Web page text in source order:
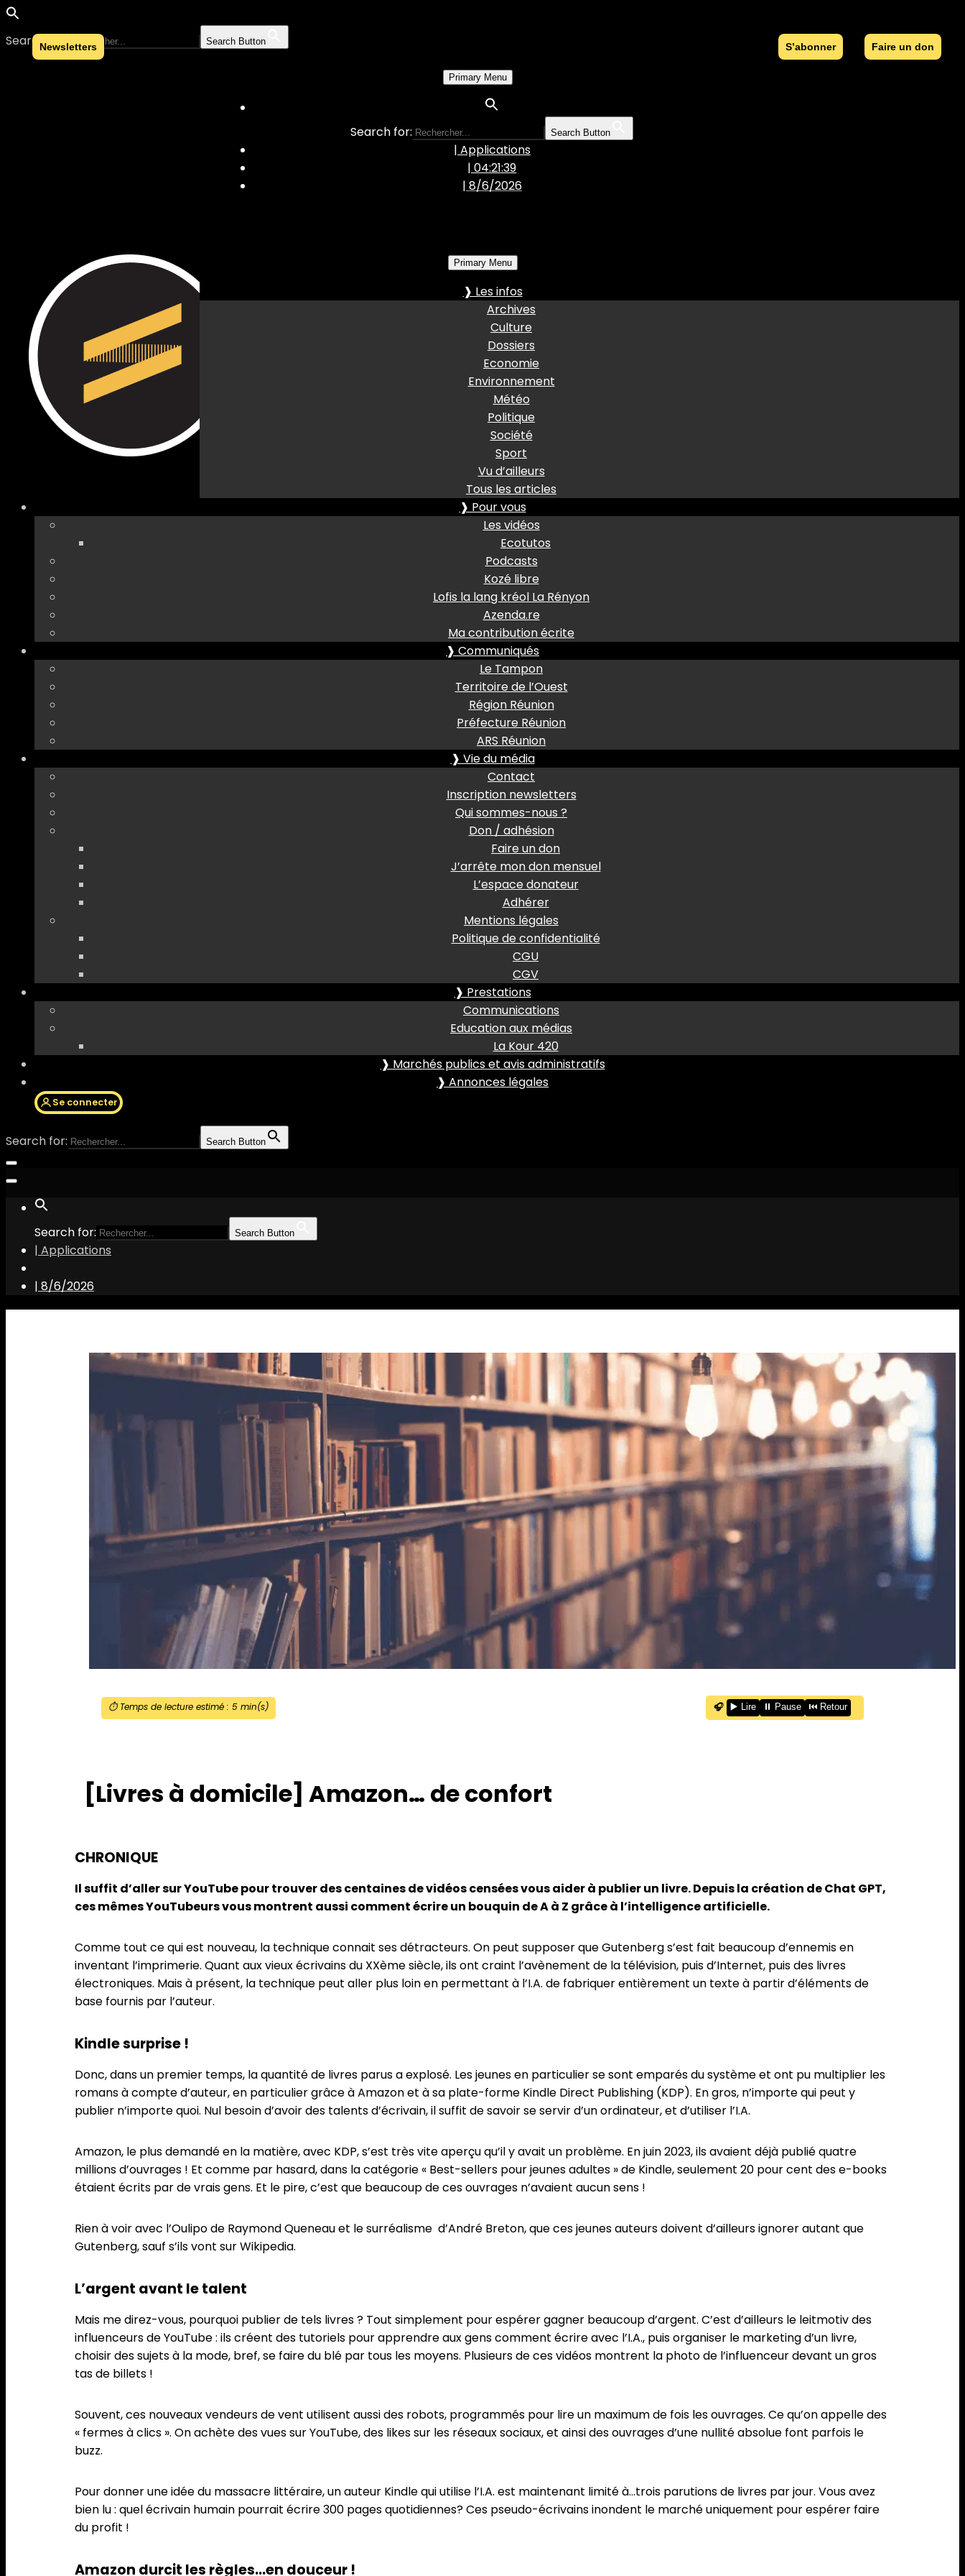
Search for: Search Button
Skip to content
Primary Menu
Search for: Search Button
| Applications
| 04:21:40
| 8/6/2026
Primary Menu
❱ Les infos
Archives
Culture
Dossiers
Economie
Environnement
Météo
Politique
Société
Sport
Vu d’ailleurs
Tous les articles
❱ Pour vous
Les vidéos
Ecotutos
Podcasts
Kozé libre
Lofis la lang kréol La Rényon
Azenda.re
Ma contribution écrite
❱ Communiqués
Le Tampon
Territoire de l’Ouest
Région Réunion
Préfecture Réunion
ARS Réunion
❱ Vie du média
Contact
Inscription newsletters
Qui sommes-nous ?
Don / adhésion
Faire un don
J’arrête mon don mensuel
L’espace donateur
Adhérer
Mentions légales
Politique de confidentialité
CGU
CGV
❱ Prestations
Communications
Education aux médias
La Kour 420
❱ Marchés publics et avis administratifs
❱ Annonces légales
Se connecter
Search for: Search Button
Search for: Search Button
| Applications
| 8/6/2026
⏱️ Temps de lecture estimé : 5min(s) 🎧 ▶️ Lire ⏸️ Pause ⏮️ Retour
[Livres à domicile] Amazon… de confort
CHRONIQUE
Il suffit d’aller sur YouTube pour trouver des centaines de vidéos censées vous aider à publier un livre. Depuis la création de Chat GPT,
ces mêmes YouTubeurs vous montrent aussi comment écrire un bouquin de A à Z grâce à l’intelligence artificielle.
Comme tout ce qui est nouveau, la technique connait ses détracteurs. On peut supposer que Gutenberg s’est fait beaucoup d’ennemis en
inventant l’imprimerie. Quant aux vieux écrivains du XXème siècle, ils ont craint l’avènement de la télévision, puis d’Internet, puis des livres
électroniques. Mais à présent, la technique peut aller plus loin en permettant à l’I.A. de fabriquer entièrement un texte à partir d’éléments de
base fournis par l’auteur.
Kindle surprise !
Donc, dans un premier temps, la quantité de livres parus a explosé. Les jeunes en particulier se sont emparés du système et ont pu multiplier les
romans à compte d’auteur, en particulier grâce à Amazon et à sa plate-forme Kindle Direct Publishing (KDP). En gros, n’importe qui peut y
publier n’importe quoi. Nul besoin d’avoir des talents d’écrivain, il suffit de savoir se servir d’un ordinateur, et d’utiliser l’I.A.
Amazon, le plus demandé en la matière, avec KDP, s’est très vite aperçu qu’il y avait un problème. En juin 2023, ils avaient déjà publié quatre
millions d’ouvrages ! Et comme par hasard, dans la catégorie « Best-sellers pour jeunes adultes » de Kindle, seulement 20 pour cent des e-books
étaient écrits par de vrais gens. Et le pire, c’est que beaucoup de ces ouvrages n’avaient aucun sens !
Rien à voir avec l’Oulipo de Raymond Queneau et le surréalisme d’André Breton, que ces jeunes auteurs doivent d’ailleurs ignorer autant que
Gutenberg, sauf s’ils vont sur Wikipedia.
L’argent avant le talent
Mais me direz-vous, pourquoi publier de tels livres ? Tout simplement pour espérer gagner beaucoup d’argent. C’est d’ailleurs le leitmotiv des
influenceurs de YouTube : ils créent des tutoriels pour apprendre aux gens comment écrire avec l’I.A., puis organiser le marketing d’un livre,
choisir des sujets à la mode, bref, se faire du blé par tous les moyens. Plusieurs de ces vidéos montrent la photo de l’influenceur devant un gros
tas de billets !
Souvent, ces nouveaux vendeurs de vent utilisent aussi des robots, programmés pour lire un maximum de fois les ouvrages. Ce qu’on appelle des
« fermes à clics ». On achète des vues sur YouTube, des likes sur les réseaux sociaux, et ainsi des ouvrages d’une nullité absolue font parfois le
buzz.
Pour donner une idée du massacre littéraire, un auteur Kindle qui utilise l’I.A. est maintenant limité à…trois parutions de livres par jour. Vous avez
bien lu : quel écrivain humain pourrait écrire 300 pages quotidiennes? Ces pseudo-écrivains inondent le marché uniquement pour espérer faire
du profit !
Amazon durcit les règles…en douceur !
S’abonner Faire un don
Newsletters